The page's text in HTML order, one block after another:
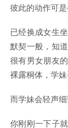
彼此的动作可
已经换成女生
默契一般，知
很有男女朋友
裸露桐体，学
而学妹会轻声
你刚刚一下子